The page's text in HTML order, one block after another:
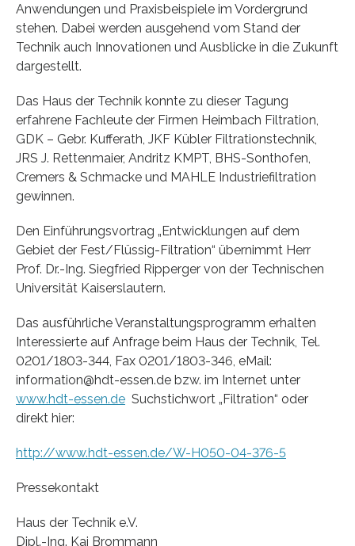
Anwendungen und Praxisbeispiele im Vordergrund
stehen. Dabei werden ausgehend vom Stand der
Technik auch Innovationen und Ausblicke in die Zukunft
dargestellt.
Das Haus der Technik konnte zu dieser Tagung
erfahrene Fachleute der Firmen Heimbach Filtration,
GDK – Gebr. Kufferath, JKF Kübler Filtrationstechnik,
JRS J. Rettenmaier, Andritz KMPT, BHS-Sonthofen,
Cremers & Schmacke und MAHLE Industriefiltration
gewinnen.
Den Einführungsvortrag „Entwicklungen auf dem
Gebiet der Fest/Flüssig-Filtration“ übernimmt Herr
Prof. Dr.-Ing. Siegfried Ripperger von der Technischen
Universität Kaiserslautern.
Das ausführliche Veranstaltungsprogramm erhalten
Interessierte auf Anfrage beim Haus der Technik, Tel.
0201/1803-344, Fax 0201/1803-346, eMail:
information@hdt-essen.de bzw. im Internet unter
www.hdt-essen.de Suchstichwort „Filtration“ oder
direkt hier:
http://www.hdt-essen.de/W-H050-04-376-5
Pressekontakt
Haus der Technik e.V.
Dipl.-Ing. Kai Brommann